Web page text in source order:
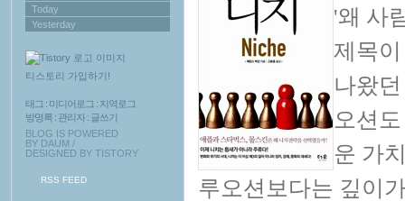
Today
Yesterday
티스토리 가입하기!
태그 : 미디어로그 : 지역로그
방명록 : 관리자: 글쓰기
BLOG IS POWERED
BY DAUM /
DESIGNED BY TISTORY
RSS FEED
'왜 사
제목
나왔
오션
운 가
루오션보다는 깊이